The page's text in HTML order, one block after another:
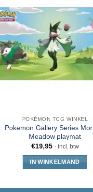
POKÉMON TCG WINKEL
Pokemon Gallery Series
Meadow playmat
€19,95 - incl. btw
IN WINKELMAND